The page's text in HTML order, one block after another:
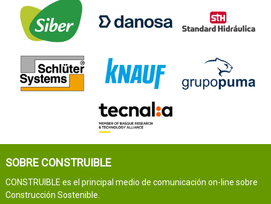
SOBRE CONSTRUIBLE
CONSTRUIBLE es el principal medio de comunicación on-line sobre
Construcción Sostenible.